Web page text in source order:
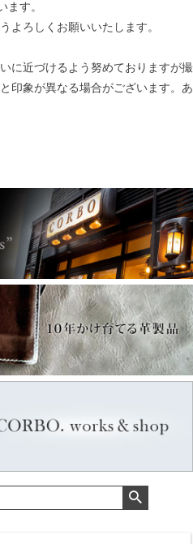
ます。
よろしくお願いいたします。
に近づけるよう努めておりますが撮
印象が異なる場合がございます。あ